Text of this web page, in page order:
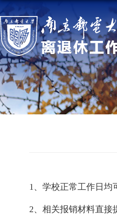
1、 学校正常工作日均
2、相关报销材料直接